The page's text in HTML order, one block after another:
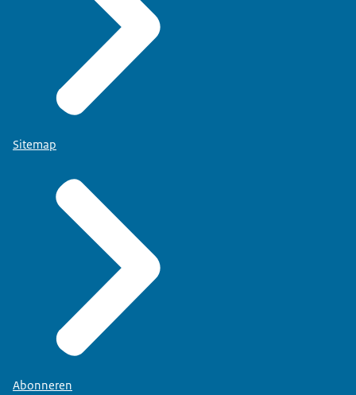
Sitemap
Abonneren